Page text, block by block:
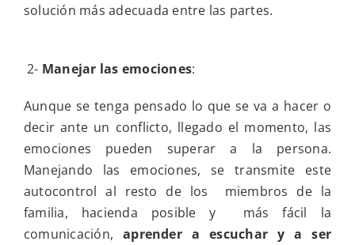
solución más adecuada entre las partes.
2- Manejar las emociones:
Aunque se tenga pensado lo que se va a hacer o
decir ante un conflicto, llegado el momento, las
emociones pueden superar a la persona.
Manejando las emociones, se transmite este
autocontrol al resto de los miembros de la
familia, hacienda posible y más fácil la
comunicación,aprender a escuchar y aser